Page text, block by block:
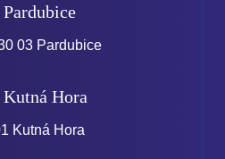
Pardubice
03 Pardubice
Kutná Hora
Kutná Hora